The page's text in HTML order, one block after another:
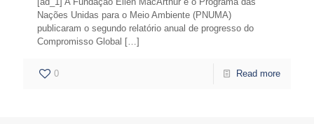
Nações Unidas para o Meio Ambiente (PNUMA)
publicaram o segundo relatório anual de progresso do
Compromisso Global […]
0 Read more